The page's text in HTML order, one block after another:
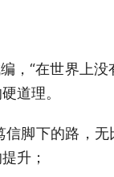
，“在世界上
道理。
脚下的路，
升；